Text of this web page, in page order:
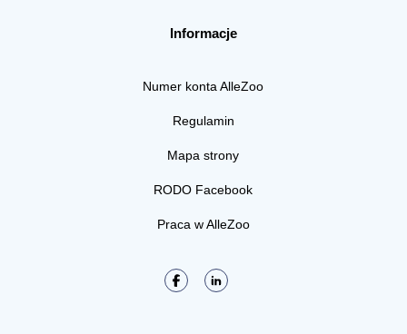
Informacje
Numer konta AlleZoo
Regulamin
Mapa strony
RODO Facebook
Praca w AlleZoo